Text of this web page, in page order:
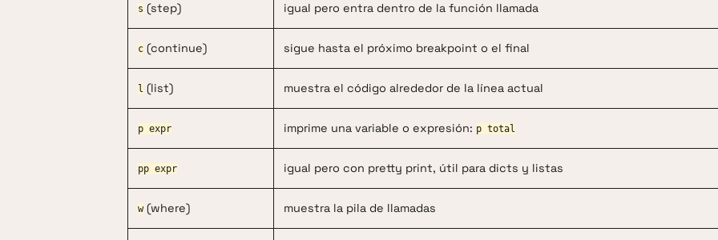
s (step) igual pero entra dentro de la función llamada
c (continue) sigue hasta el próximo breakpoint o el final
l (list) muestra el código alrededor de la línea actual
p expr imprime una variable o expresión: p total
pp expr igual pero con pretty print, útil para dicts y listas
w (where) muestra la pila de llamadas